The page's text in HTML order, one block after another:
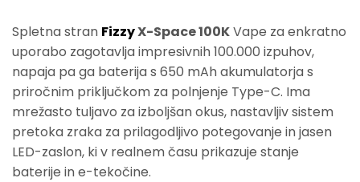
Spletna stran FizzyX-Space 100KVape za enkratno
uporabo zagotavlja impresivnih 100.000 izpuhov,
napaja pa ga baterija s 650 mAh akumulatorja s
priročnim priključkom za polnjenje Type-C. Ima
mrežasto tuljavo za izboljšan okus, nastavljiv sistem
pretoka zraka za prilagodljivo potegovanje in jasen
LED-zaslon, ki v realnem času prikazuje stanje
baterije in e-tekočine.